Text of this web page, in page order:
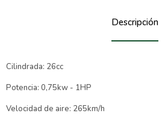
Descripción
Cilindrada: 26cc
Potencia: 0,75kw - 1HP
Velocidad de aire: 265km/h